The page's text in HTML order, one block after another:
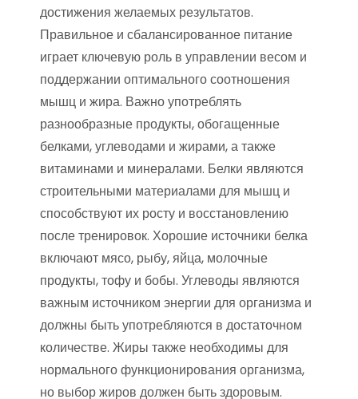
достижения желаемых результатов.
Правильное и сбалансированное питание
играет ключевую роль в управлении весом и
поддержании оптимального соотношения
мышц и жира. Важно употреблять
разнообразные продукты, обогащенные
белками, углеводами и жирами, а также
витаминами и минералами. Белки являются
строительными материалами для мышц и
способствуют их росту и восстановлению
после тренировок. Хорошие источники белка
включают мясо, рыбу, яйца, молочные
продукты, тофу и бобы. Углеводы являются
важным источником энергии для организма и
должны быть употребляются в достаточном
количестве. Жиры также необходимы для
нормального функционирования организма,
но выбор жиров должен быть здоровым.